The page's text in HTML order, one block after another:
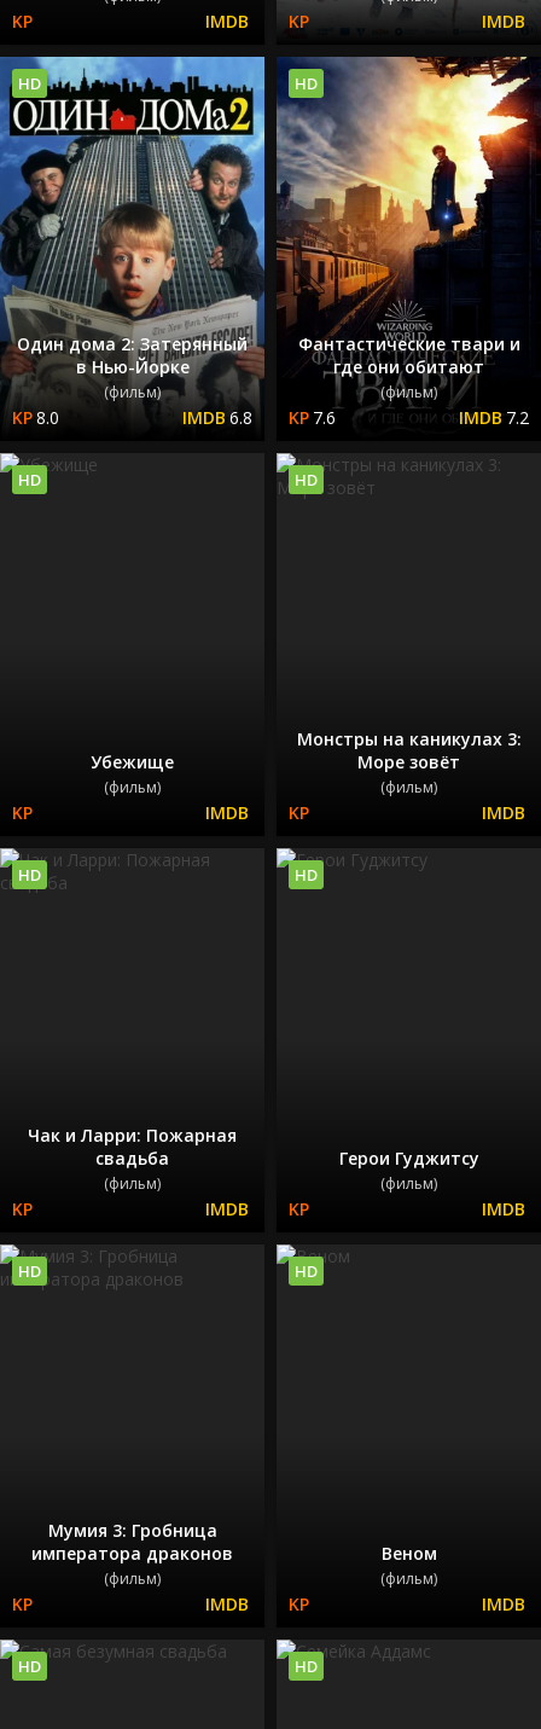
Один дома 2: Затерянный
в Нью-Йорке
(фильм)
8.0 6.8
HD
Фантастические твари и
где они обитают
(фильм)
7.6 7.2
HD
Убежище
(фильм)
HD
Монстры на каникулах 3:
Море зовёт
(фильм)
HD
Чак и Ларри: Пожарная
свадьба
(фильм)
HD
Герои Гуджитсу
(фильм)
HD
Мумия 3: Гробница
императора драконов
(фильм)
HD
Веном
(фильм)
HD
HD HD